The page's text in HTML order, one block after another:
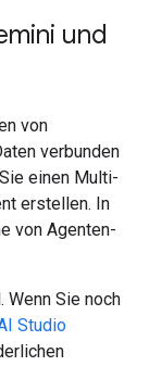
und
von
verbunden
einen Multi-
erstellen. In
von Agenten-
Wenn Sie noch
Studio